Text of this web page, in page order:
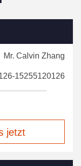
Mr. Calvin Zhang
15255120126
jetzt